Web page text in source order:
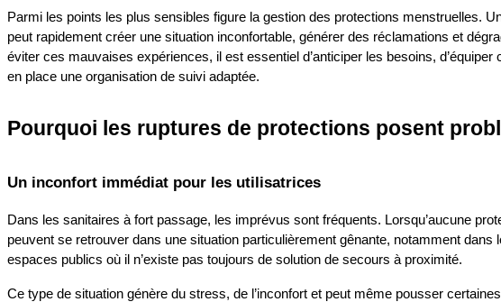
Parmi les points les plus sensibles figure la gestion des protections menstruelles.
peut rapidement créer une situation inconfortable, générer des réclamations et
éviter ces mauvaises expériences, il est essentiel d’anticiper les besoins,
en place une organisation de suivi adaptée.
Pourquoi les ruptures de protections posent
Un inconfort immédiat pour les utilisatrices
Dans les sanitaires à fort passage, les imprévus sont fréquents. Lorsqu’aucune
peuvent se retrouver dans une situation particulièrement gênante, notamment
espaces publics où il n’existe pas toujours de solution de secours à proximité.
Ce type de situation génère du stress, de l’inconfort et peut même pousser